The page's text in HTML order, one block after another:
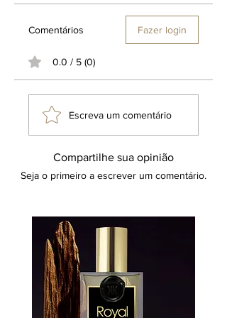
Comentários Fazer login
0.0 / 5 (0)
Escreva um comentário
Compartilhe sua opinião
Seja o primeiro a escrever um comentário.